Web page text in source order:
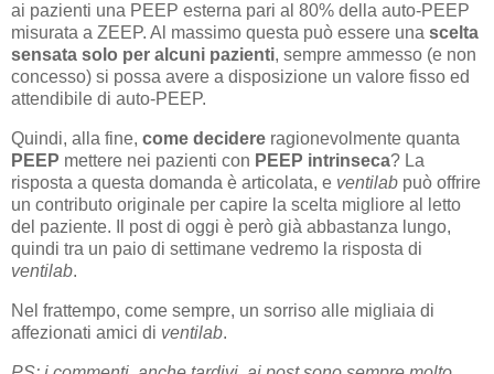
ai pazienti una PEEP esterna pari al 80% della auto-PEEP
misurata a ZEEP. Al massimo questa può essere una scelta
sensata solo per alcuni pazienti, sempre ammesso (e non
concesso) si possa avere a disposizione un valore fisso ed
attendibile di auto-PEEP.
Quindi, alla fine, come decidere ragionevolmente quanta
PEEP mettere nei pazienti con PEEP intrinseca? La
risposta a questa domanda è articolata, e ventilab può offrire
un contributo originale per capire la scelta migliore al letto
del paziente. Il post di oggi è però già abbastanza lungo,
quindi tra un paio di settimane vedremo la risposta di
ventilab.
Nel frattempo, come sempre, un sorriso alle migliaia di
affezionati amici di ventilab.